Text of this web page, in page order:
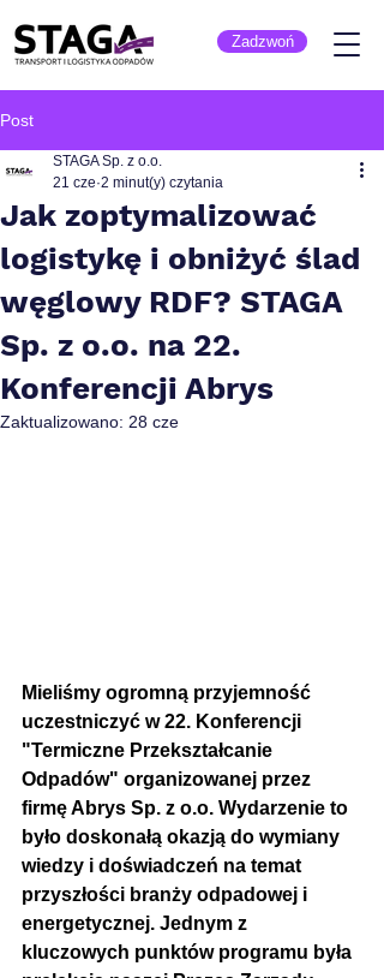
Zadzwoń
Post
Jak zoptymalizować
logistykę i obniżyć ślad
węglowy RDF? STAGA
Sp. z o.o. na 22.
Konferencji Abrys
STAGA Sp. z o.o.
21 cze 2 minut(y) czytania
Zaktualizowano: 28 cze
Mieliśmy ogromną przyjemność
uczestniczyć w 22. Konferencji
"Termiczne Przekształcanie
Odpadów" organizowanej przez
firmę Abrys Sp. z o.o. Wydarzenie to
było doskonałą okazją do wymiany
wiedzy i doświadczeń na temat
przyszłości branży odpadowej i
energetycznej. Jednym z
kluczowych punktów programu była